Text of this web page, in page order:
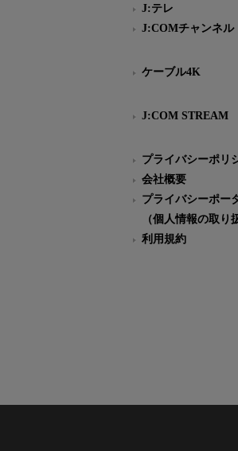
J:テレ
J:COMチャンネル
ケーブル4K
J:COM STREAM
プライバシーポリ
会社概要
プライバシーポー
（個人情報の取り
利用規約